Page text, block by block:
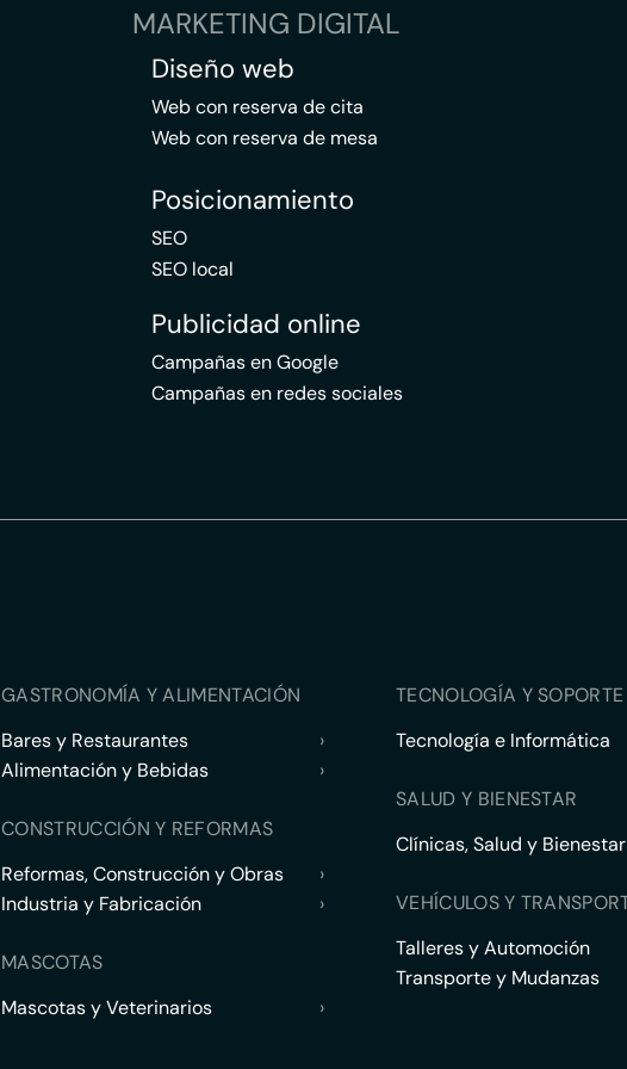
MARKETING DIGITAL
Diseño web
Web con reserva de cita
Web con reserva de mesa
Posicionamiento
SEO
SEO local
Publicidad online
Campañas en Google
Campañas en redes sociales
GASTRONOMÍA Y ALIMENTACIÓN
Bares y Restaurantes
›
Alimentación y Bebidas
›
CONSTRUCCIÓN Y REFORMAS
Reformas, Construcción y Obras
›
Industria y Fabricación
›
MASCOTAS
Mascotas y Veterinarios
›
TECNOLOGÍA Y
Tecnología e Informática
SALUD Y BIENESTAR
Clínicas, Salud y Bienestar
VEHÍCULOS Y
Talleres y Automoción
Transporte y Mudanzas